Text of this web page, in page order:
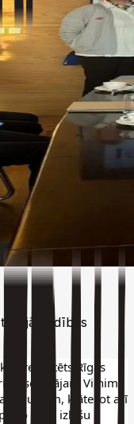
vadības
prezentēts Rīgas
Vilnim
Pulkam, klātesot arī
šaha izlašu